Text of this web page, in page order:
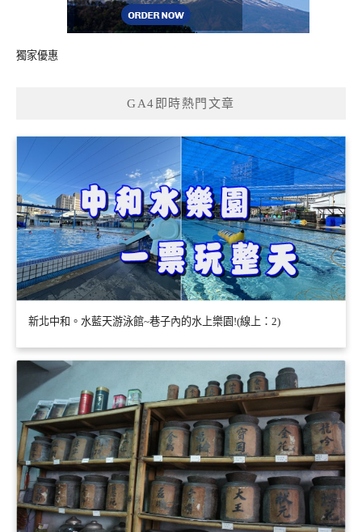
獨家優惠
GA4即時熱門文章
新北中和。水藍天游泳館~巷子內的水上樂園!(線上：2)